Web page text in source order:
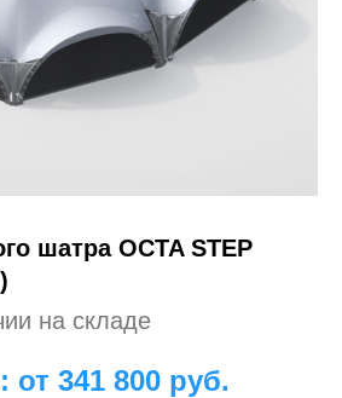
шатра OCTA STEP
на складе
от 341 800 руб.